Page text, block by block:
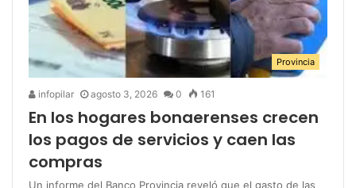
Provincia
infopilar agosto 3, 2026 0 161
En los hogares bonaerenses crecen
los pagos de servicios y caen las
compras
Un informe del Banco Provincia reveló que el gasto de las